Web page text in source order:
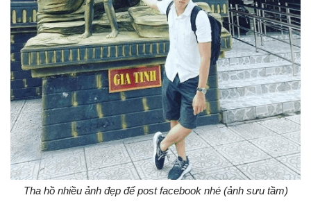
Tha hồ nhiều ảnh đẹp để post facebook nhé (ảnh sưu tầm)